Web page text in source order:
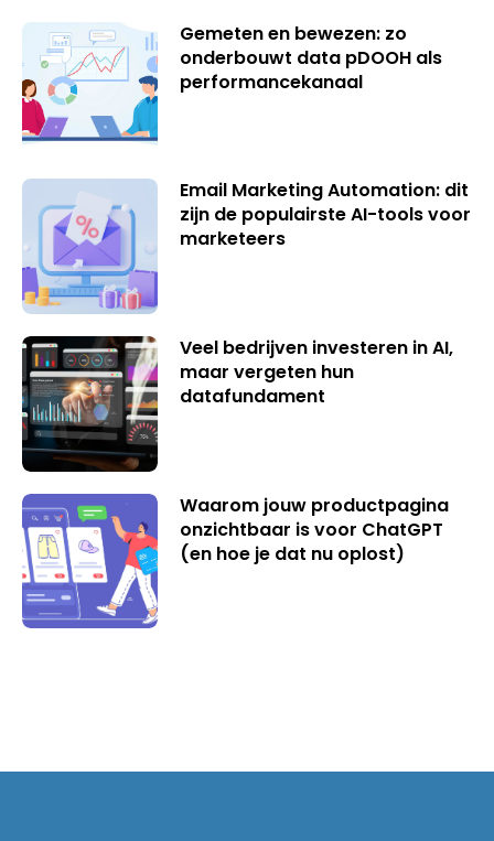
Gemeten en bewezen: zo
onderbouwt data pDOOH als
performancekanaal
Email Marketing Automation: dit
zijn de populairste AI-tools voor
marketeers
Veel bedrijven investeren in AI,
maar vergeten hun
datafundament
Waarom jouw productpagina
onzichtbaar is voor ChatGPT
(en hoe je dat nu oplost)